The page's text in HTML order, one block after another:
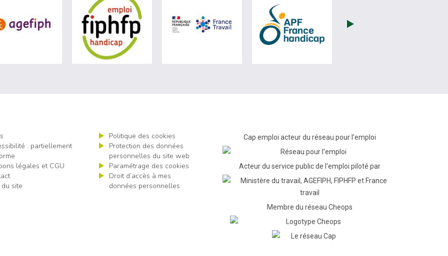
de Ministère du travail (nouvelle fenêtre)
visiter les site de Agefiph (nouvelle fenêtre)visiter les site de Fiphfp (nouvelle fenêtre)visiter les site de France Travail (nouvelle fenêtre)
visiter les site de APF (nouvelle
: partiellement
légales et CGU
site
Politique des cookies
Protection des données
personnelles du site web
Paramétrage des cookies
Droit d’accès à mes
données personnelles
Cap emploi acteur du réseau pour l’emploi
Acteur du service public de l'emploi piloté par
Membre du réseau Cheops